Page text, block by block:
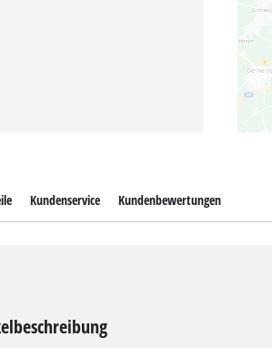
Kundenservice Kundenbewertungen